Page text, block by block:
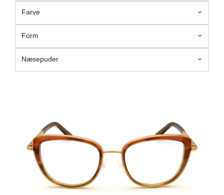
Farve
Form
Næsepuder